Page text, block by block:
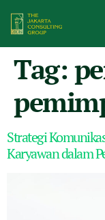
Tag:
Strategi
Karyawan dalam